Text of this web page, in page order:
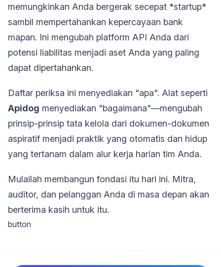
memungkinkan Anda bergerak secepat *startup*
sambil mempertahankan kepercayaan bank
mapan. Ini mengubah platform API Anda dari
potensi liabilitas menjadi aset Anda yang paling
dapat dipertahankan.
Daftar periksa ini menyediakan "apa". Alat seperti
Apidog menyediakan "bagaimana"—mengubah
prinsip-prinsip tata kelola dari dokumen-dokumen
aspiratif menjadi praktik yang otomatis dan hidup
yang tertanam dalam alur kerja harian tim Anda.
Mulailah membangun fondasi itu hari ini. Mitra,
auditor, dan pelanggan Anda di masa depan akan
berterima kasih untuk itu.
button